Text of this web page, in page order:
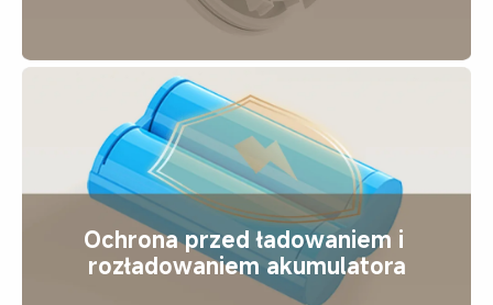
Ochrona przed ładowaniem i
rozładowaniem akumulatora